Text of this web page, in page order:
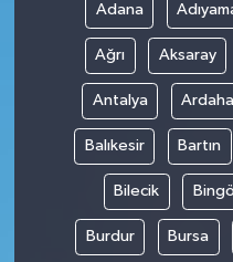
Adana
Ağrı Aksaray
Antalya
Balıkesir Bartın
Bilecik Bingöl
Burdur Bursa